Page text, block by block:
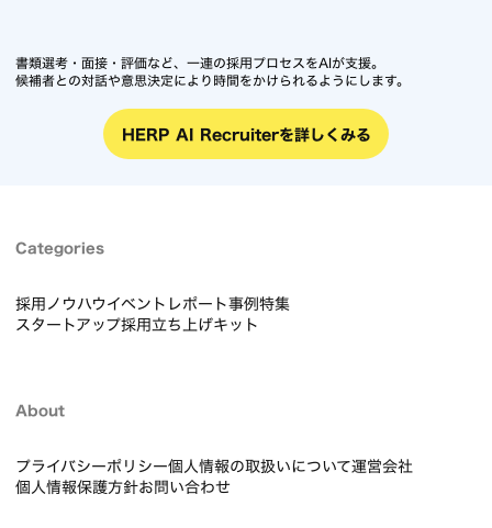
書類選考・面接・評価など、一連の採用プロセスをAIが支援。
候補者との対話や意思決定により時間をかけられるようにします。
HERP AI Recruiterを詳しくみる
Categories
採用ノウハウイベントレポート事例特集
スタートアップ採用立ち上げキット
About
プライバシーポリシー個人情報の取扱いについて運営会社
個人情報保護方針お問い合わせ